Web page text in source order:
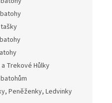
Trekové Hůlky
Peněženky, Ledvinky